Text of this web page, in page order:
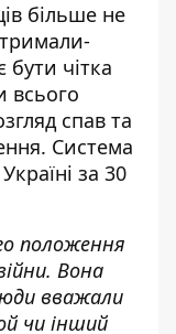
більше не
бути чітка
всього
спав та
Система
за 30
положення
Вона
вважали
чи інший